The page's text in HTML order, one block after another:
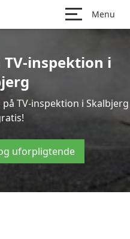
Menu
inspektion i
TV-inspektion i Skalbjerg
uforpligtende